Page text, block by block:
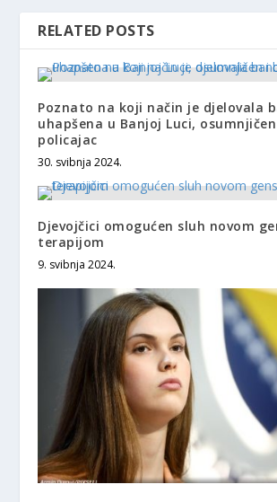
RELATED POSTS
Poznato na koji način je djelovala
uhapšena u Banjoj Luci,
policajac
30. svibnja 2024.
Djevojčici omogućen sluh novom
terapijom
9. svibnja 2024.